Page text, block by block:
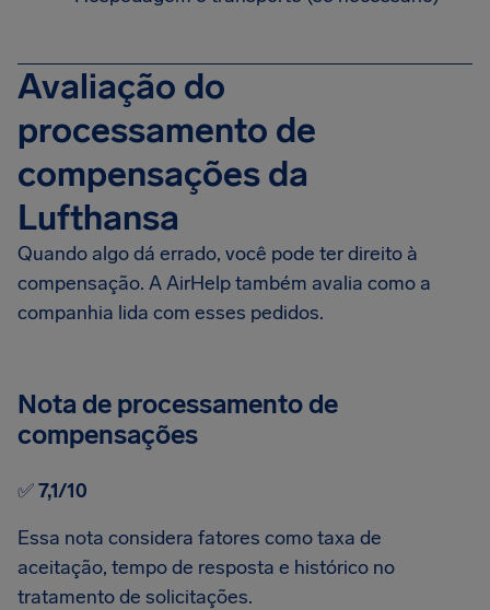
Avaliação do
processamento de
compensações da
Lufthansa
Quando algo dá errado, você pode ter direito à
compensação. A AirHelp também avalia como a
companhia lida com esses pedidos.
Nota de processamento de
compensações
✅7,1/10
Essa nota considera fatores como taxa de
aceitação, tempo de resposta e histórico no
tratamento de solicitações.